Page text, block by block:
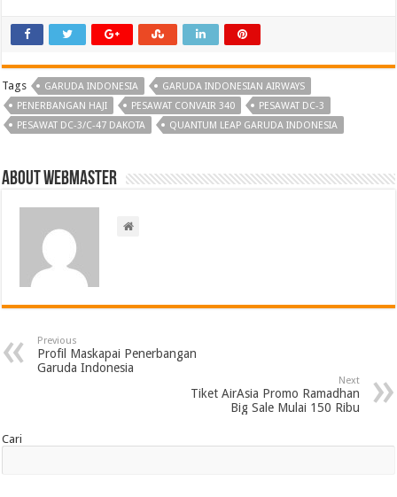
Tags GARUDA INDONESIA
GARUDA INDONESIAN AIRWAYS
PENERBANGAN HAJI
PESAWAT CONVAIR 340
PESAWAT DC-3
PESAWAT DC-3/C-47 DAKOTA
QUANTUM LEAP GARUDA INDONESIA
About Webmaster
Previous
Profil Maskapai Penerbangan
Garuda Indonesia
Next
Tiket AirAsia Promo Ramadhan
Big Sale Mulai 150 Ribu
Cari